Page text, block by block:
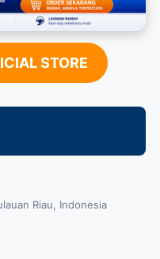
STORE
Riau, Indonesia